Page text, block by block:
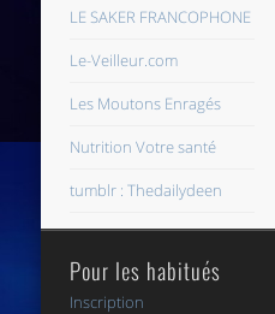
LE SAKER FRANCOPHONE
Le-Veilleur.com
Les Moutons Enragés
Nutrition Votre santé
tumblr : Thedailydeen
Pour les habitués
Inscription